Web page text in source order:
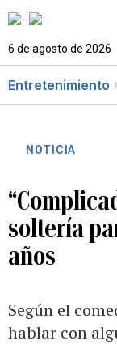
6 de agosto de 2026
Entretenimiento
NOTICIA
soltería
años
Según el
hablar con